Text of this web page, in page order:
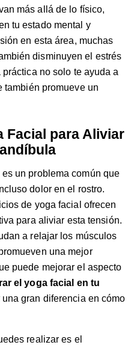
más allá de lo físico,
tu estado mental y
en esta área, muchas
disminuyen el estrés
no solo te ayuda a
también promueve un
Facial para Aliviar
un problema común que
dolor en el rostro.
de yoga facial ofrecen
para aliviar esta tensión.
a relajar los músculos
una mejor
puede mejorar el aspecto
el yoga facial en tu
gran diferencia en cómo
realizar es el